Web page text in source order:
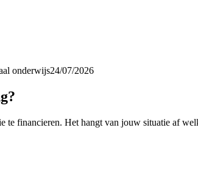
onderwijs24/07/2026
financieren. Het hangt van jouw situatie af